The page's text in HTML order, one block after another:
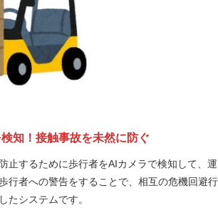
知！接触事故を未然に防ぐ
止するために歩行者をAIカメラで検知して、運
行者への警告をすることで、相互の危機回避行
たシステムです。